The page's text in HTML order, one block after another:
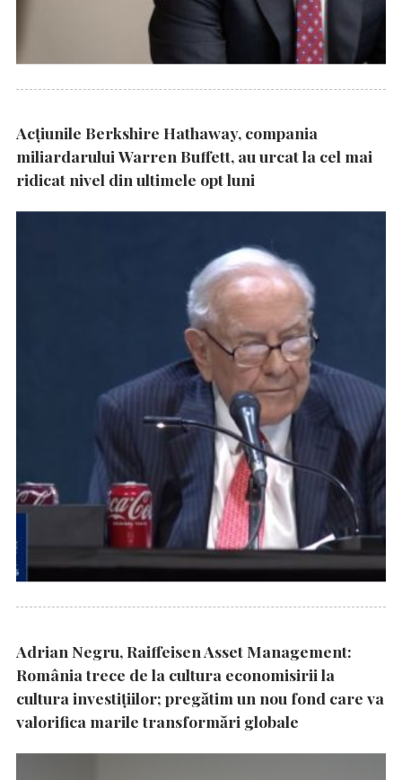
Acțiunile Berkshire Hathaway, compania
miliardarului Warren Buffett, au urcat la cel mai
ridicat nivel din ultimele opt luni
Adrian Negru, Raiffeisen Asset Management:
România trece de la cultura economisirii la
cultura investițiilor; pregătim un nou fond care va
valorifica marile transformări globale